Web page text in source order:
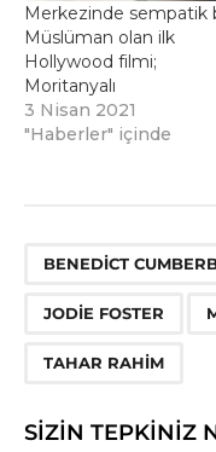
Merkezinde sempatik
Müslüman olan ilk
Hollywood filmi;
Moritanyalı
3 Nisan 2021
"Haberler" içinde
BENEDICT
JODIE FOSTER
TAHAR RAHIM
SIZIN TEPKINIZ